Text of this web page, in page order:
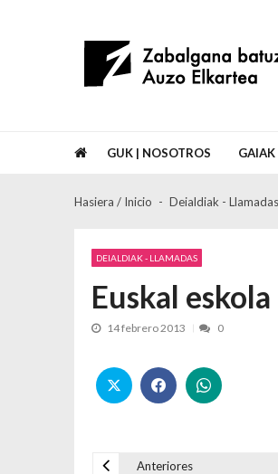
Asociación de
GUK | NOSOTROS GAIAK
Hasiera / Inicio Deialdiak - Llamadas
DEIALDIAK - LLAMADAS
Euskal
14 febrero 2013 0
Anteriores